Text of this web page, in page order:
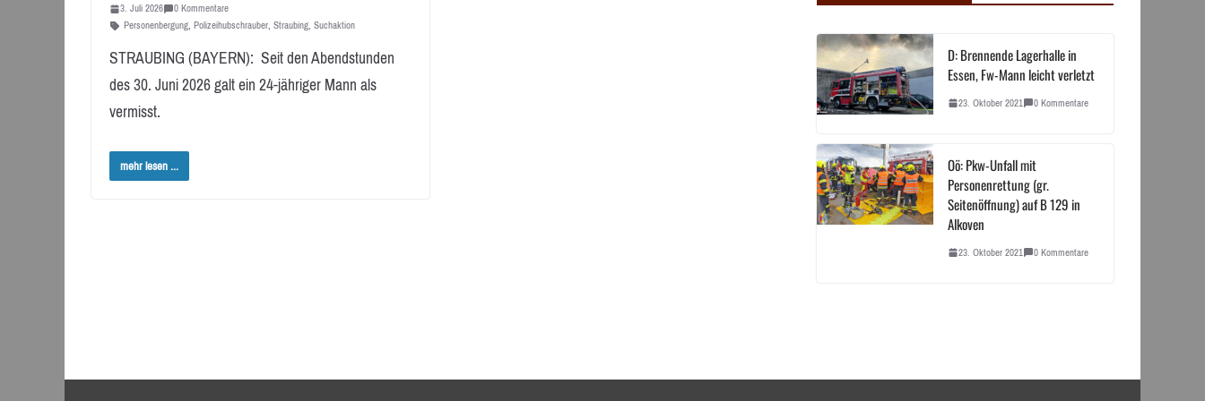
3. Juli 2026 0 Kommentare
Personenbergung, Polizeihubschrauber, Straubing, Suchaktion
STRAUBING (BAYERN): Seit den Abendstunden
des 30. Juni 2026 galt ein 24-jähriger Mann als
vermisst.
mehr lesen ...
D: Brennende Lagerhalle in
Essen, Fw-Mann leicht verletzt
23. Oktober 2021 0 Kommentare
Oö: Pkw-Unfall mit
Personenrettung (gr.
Seitenöffnung) auf B 129 in
Alkoven
23. Oktober 2021 0 Kommentare